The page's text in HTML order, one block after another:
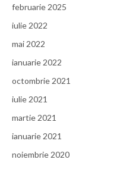
februarie 2025
iulie 2022
mai 2022
ianuarie 2022
octombrie 2021
iulie 2021
martie 2021
ianuarie 2021
noiembrie 2020